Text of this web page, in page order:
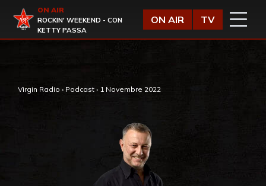
Virgin Radio
ON AIR
ROCKIN' WEEKEND - CON
KETTY PASSA
ON AIR TV
Virgin Radio › Podcast › 1 Novembre 2022